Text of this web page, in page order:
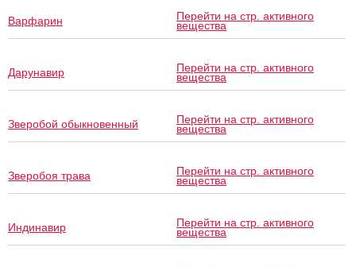
Варфарин Перейти на стр. активного
вещества
Дарунавир Перейти на стр. активного
вещества
Зверобой обыкновенный Перейти на стр. активного
вещества
Зверобоя трава Перейти на стр. активного
вещества
Индинавир Перейти на стр. активного
вещества